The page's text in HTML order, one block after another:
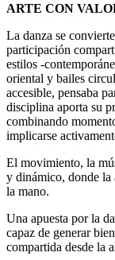
ARTE CON
La danza se
participación
estilos -
oriental y bailes
accesible, pensaba
disciplina aporta su
combinando
implicarse
El movimiento, la
y dinámico, donde la
la mano.
Una apuesta por la
capaz de generar
compartida desde la